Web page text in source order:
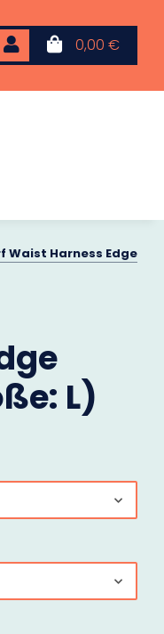
0,00 €
NEOPREN
Waist Harness Edge
L)